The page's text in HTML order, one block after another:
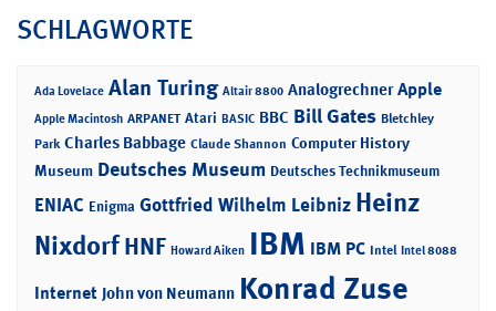
SCHLAGWORTE
Ada Lovelace Alan Turing Altair 8800 Analogrechner Apple
Apple Macintosh ARPANET Atari BASIC BBC Bill Gates Bletchley
Park Charles Babbage Claude Shannon Computer History
Museum Deutsches Museum Deutsches Technikmuseum
ENIAC Enigma Gottfried Wilhelm Leibniz Heinz
NixdorfHNF Howard Aiken IBM IBM PC Intel Intel 8088
Internet John von Neumann Konrad Zuse